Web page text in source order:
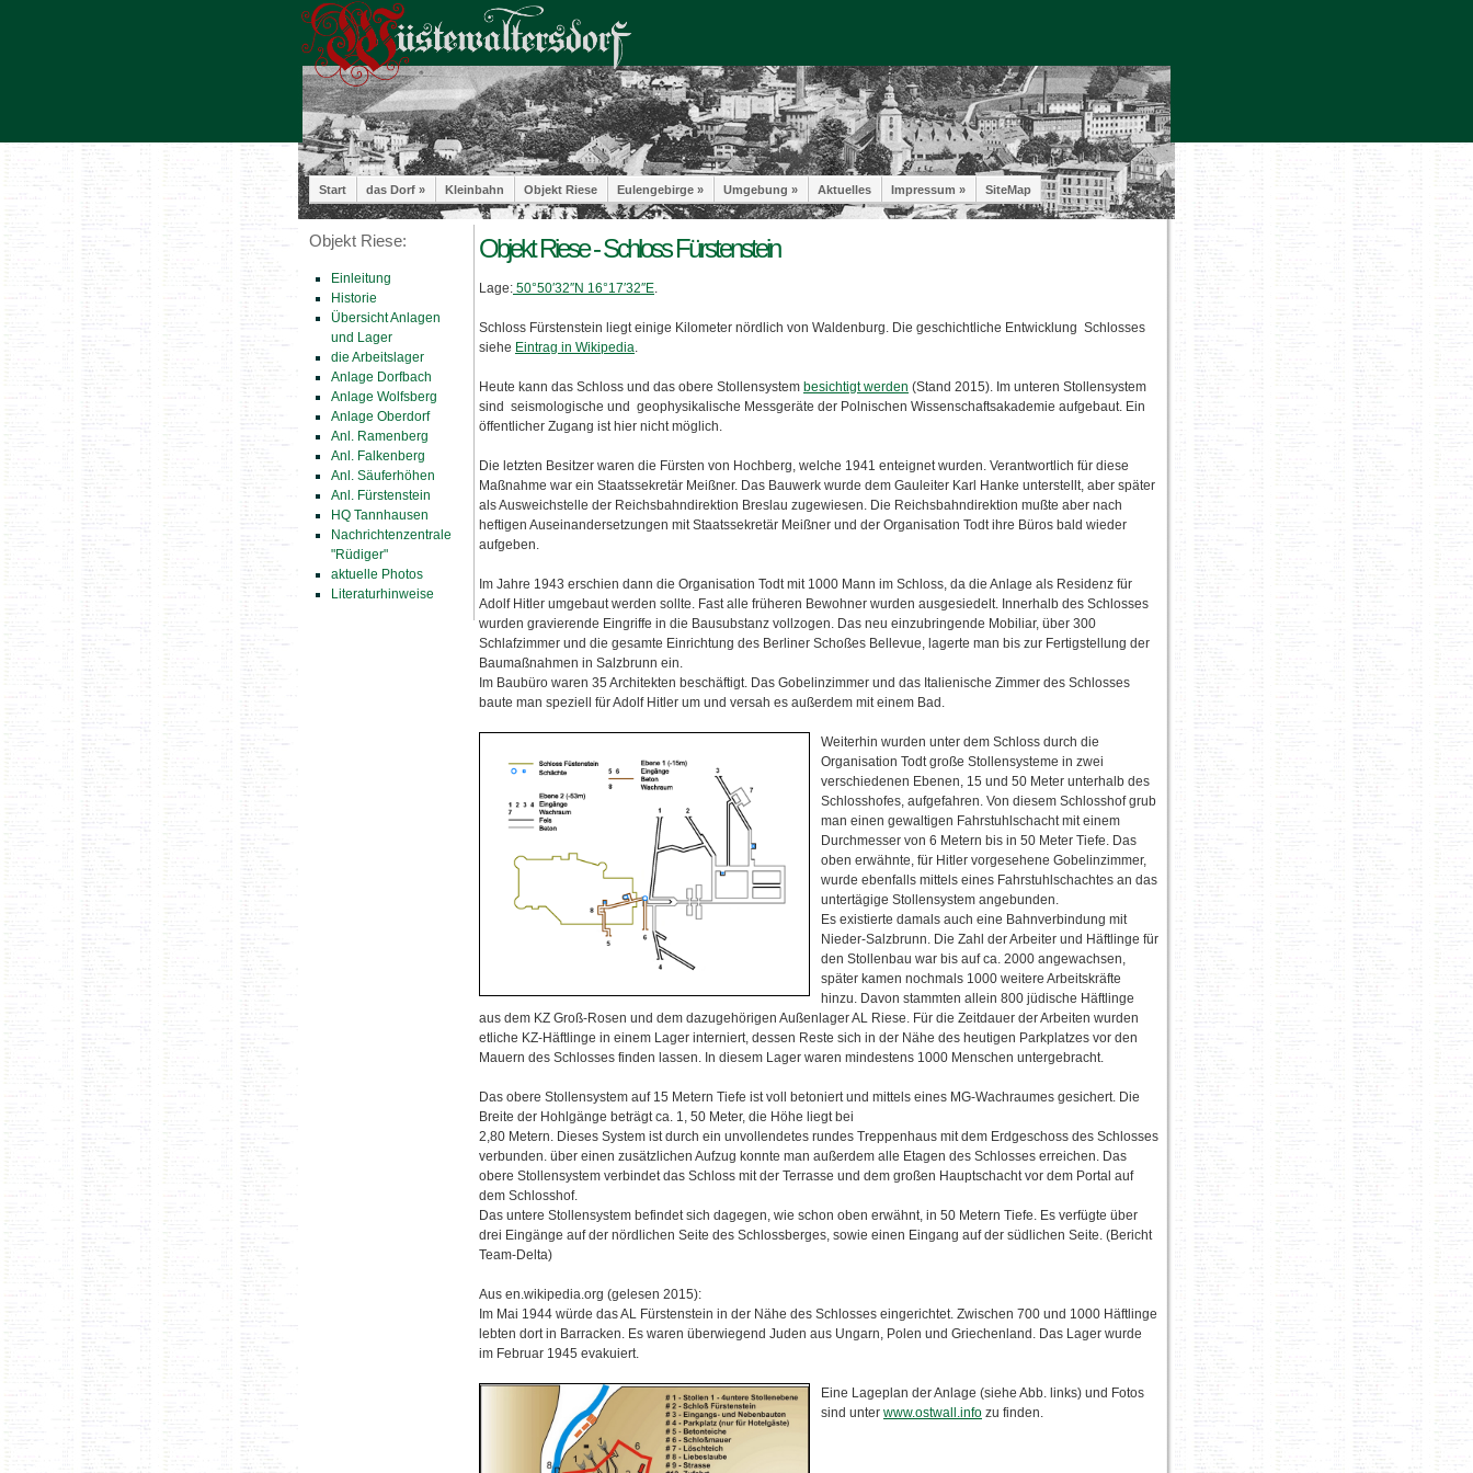
Start das Dorf » Kleinbahn Objekt Riese Eulengebirge » Umgebung » Aktuelles Impressum » SiteMap
Objekt Riese:
Einleitung
Historie
Übersicht Anlagen
und Lager
die Arbeitslager
Anlage Dorfbach
Anlage Wolfsberg
Anlage Oberdorf
Anl. Ramenberg
Anl. Falkenberg
Anl. Säuferhöhen
Anl. Fürstenstein
HQ Tannhausen
Nachrichtenzentrale
"Rüdiger"
aktuelle Photos
Literaturhinweise
Objekt Riese - Schloss Fürstenstein
Lage: 50°50′32″N 16°17′32″E.
Schloss Fürstenstein liegt einige Kilometer nördlich von Waldenburg. Die geschichtliche Entwicklung Schlosses
siehe Eintrag in Wikipedia.
Heute kann das Schloss und das obere Stollensystem besichtigt werden (Stand 2015). Im unteren Stollensystem
sind seismologische und geophysikalische Messgeräte der Polnischen Wissenschaftsakademie aufgebaut. Ein
öffentlicher Zugang ist hier nicht möglich.
Die letzten Besitzer waren die Fürsten von Hochberg, welche 1941 enteignet wurden. Verantwortlich für diese
Maßnahme war ein Staatssekretär Meißner. Das Bauwerk wurde dem Gauleiter Karl Hanke unterstellt, aber später
als Ausweichstelle der Reichsbahndirektion Breslau zugewiesen. Die Reichsbahndirektion mußte aber nach
heftigen Auseinandersetzungen mit Staatssekretär Meißner und der Organisation Todt ihre Büros bald wieder
aufgeben.
Im Jahre 1943 erschien dann die Organisation Todt mit 1000 Mann im Schloss, da die Anlage als Residenz für
Adolf Hitler umgebaut werden sollte. Fast alle früheren Bewohner wurden ausgesiedelt. Innerhalb des Schlosses
wurden gravierende Eingriffe in die Bausubstanz vollzogen. Das neu einzubringende Mobiliar, über 300
Schlafzimmer und die gesamte Einrichtung des Berliner Schoßes Bellevue, lagerte man bis zur Fertigstellung der
Baumaßnahmen in Salzbrunn ein.
Im Baubüro waren 35 Architekten beschäftigt. Das Gobelinzimmer und das Italienische Zimmer des Schlosses
baute man speziell für Adolf Hitler um und versah es außerdem mit einem Bad.
Weiterhin wurden unter dem Schloss durch die
Organisation Todt große Stollensysteme in zwei
verschiedenen Ebenen, 15 und 50 Meter unterhalb des
Schlosshofes, aufgefahren. Von diesem Schlosshof grub
man einen gewaltigen Fahrstuhlschacht mit einem
Durchmesser von 6 Metern bis in 50 Meter Tiefe. Das
oben erwähnte, für Hitler vorgesehene Gobelinzimmer,
wurde ebenfalls mittels eines Fahrstuhlschachtes an das
untertägige Stollensystem angebunden.
Es existierte damals auch eine Bahnverbindung mit
Nieder-Salzbrunn. Die Zahl der Arbeiter und Häftlinge für
den Stollenbau war bis auf ca. 2000 angewachsen,
später kamen nochmals 1000 weitere Arbeitskräfte
hinzu. Davon stammten allein 800 jüdische Häftlinge
aus dem KZ Groß-Rosen und dem dazugehörigen Außenlager AL Riese. Für die Zeitdauer der Arbeiten wurden
etliche KZ-Häftlinge in einem Lager interniert, dessen Reste sich in der Nähe des heutigen Parkplatzes vor den
Mauern des Schlosses finden lassen. In diesem Lager waren mindestens 1000 Menschen untergebracht.
Das obere Stollensystem auf 15 Metern Tiefe ist voll betoniert und mittels eines MG-Wachraumes gesichert. Die
Breite der Hohlgänge beträgt ca. 1, 50 Meter, die Höhe liegt bei
2,80 Metern. Dieses System ist durch ein unvollendetes rundes Treppenhaus mit dem Erdgeschoss des Schlosses
verbunden. über einen zusätzlichen Aufzug konnte man außerdem alle Etagen des Schlosses erreichen. Das
obere Stollensystem verbindet das Schloss mit der Terrasse und dem großen Hauptschacht vor dem Portal auf
dem Schlosshof.
Das untere Stollensystem befindet sich dagegen, wie schon oben erwähnt, in 50 Metern Tiefe. Es verfügte über
drei Eingänge auf der nördlichen Seite des Schlossberges, sowie einen Eingang auf der südlichen Seite. (Bericht
Team-Delta)
Aus en.wikipedia.org (gelesen 2015):
Im Mai 1944 würde das AL Fürstenstein in der Nähe des Schlosses eingerichtet. Zwischen 700 und 1000 Häftlinge
lebten dort in Barracken. Es waren überwiegend Juden aus Ungarn, Polen und Griechenland. Das Lager wurde
im Februar 1945 evakuiert.
Eine Lageplan der Anlage (siehe Abb. links) und Fotos
sind unter www.ostwall.info zu finden.